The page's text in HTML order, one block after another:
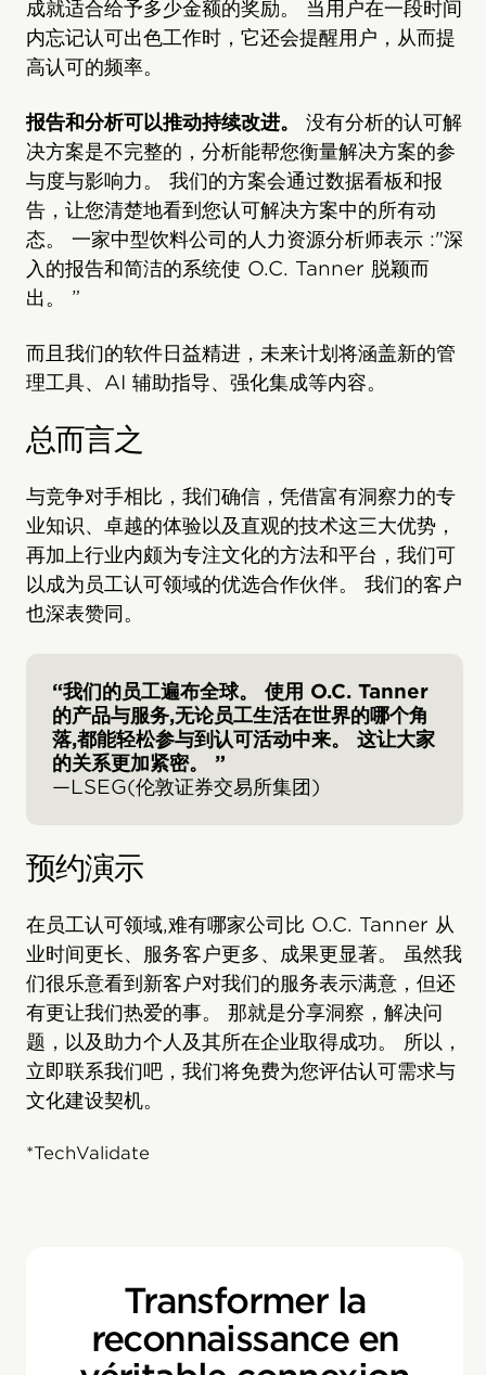
成就适合给予多少金额的奖励。 当用户在一段时间
内忘记认可出色工作时，它还会提醒用户，从而提
高认可的频率。
报告和分析可以推动持续改进。 没有分析的认可解
决方案是不完整的，分析能帮您衡量解决方案的参
与度与影响力。 我们的方案会通过数据看板和报
告，让您清楚地看到您认可解决方案中的所有动
态。 一家中型饮料公司的人力资源分析师表示 :"深
入的报告和简洁的系统使 O.C. Tanner 脱颖而
出。 ”
而且我们的软件日益精进，未来计划将涵盖新的管
理工具、AI 辅助指导、强化集成等内容。
总而言之
与竞争对手相比，我们确信，凭借富有洞察力的专
业知识、卓越的体验以及直观的技术这三大优势，
再加上行业内颇为专注文化的方法和平台，我们可
以成为员工认可领域的优选合作伙伴。 我们的客户
也深表赞同。
“我们的员工遍布全球。 使用 O.C. Tanner
的产品与服务,无论员工生活在世界的哪个角
落,都能轻松参与到认可活动中来。 这让大家
的关系更加紧密。 ”
—LSEG(伦敦证券交易所集团)
预约演示
在员工认可领域,难有哪家公司比 O.C. Tanner 从
业时间更长、服务客户更多、成果更显著。 虽然我
们很乐意看到新客户对我们的服务表示满意，但还
有更让我们热爱的事。 那就是分享洞察，解决问
题，以及助力个人及其所在企业取得成功。 所以，
立即联系我们吧，我们将免费为您评估认可需求与
文化建设契机。
*TechValidate
Transformer la
reconnaissance en